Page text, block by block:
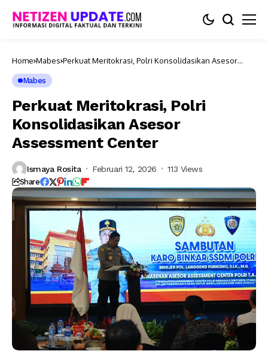
Home Mabes Perkuat Meritokrasi, Polri Konsolidasikan Asesor
Mabes
Perkuat Meritokrasi, Polri
Konsolidasikan Asesor
Assessment Center
Ismaya Rosita Februari 12, 2026 113 Views
Share